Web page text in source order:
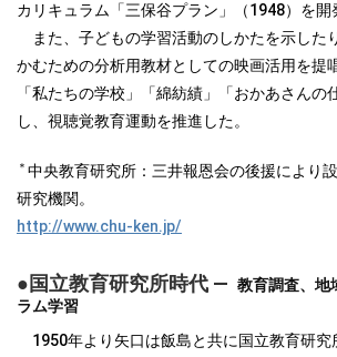
カリキュラム「三保谷プラン」（1948）を開
また、子どもの学習活動のしかたを示した
かむための分析用教材としての映画活用を提
「私たちの学校」「綿紡績」「おかあさんの
し、視聴覚教育運動を推進した。
＊ 中央教育研究所：三井報恩会の後援により
研究機関。
http://www.chu-ken.jp/
●国立教育研究所時代 ― 教育調査、地
ラム学習
1950年より矢口は飯島と共に国立教育研究